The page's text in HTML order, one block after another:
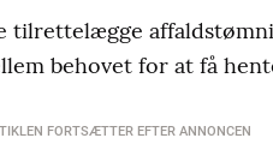
behovet for at få
FORTSÆTTER EFTER ANNONCEN